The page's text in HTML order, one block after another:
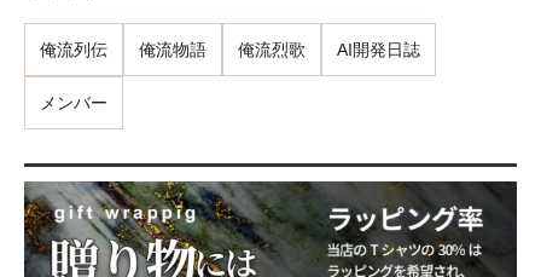
俺流列伝 俺流物語 俺流烈歌 AI開発日誌
メンバー